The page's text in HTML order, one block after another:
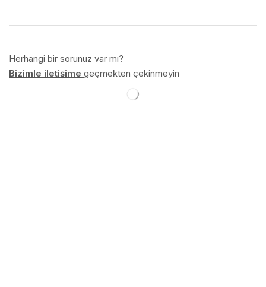
Herhangi bir sorunuz var mı?
Bizimle iletişime geçmekten çekinmeyin